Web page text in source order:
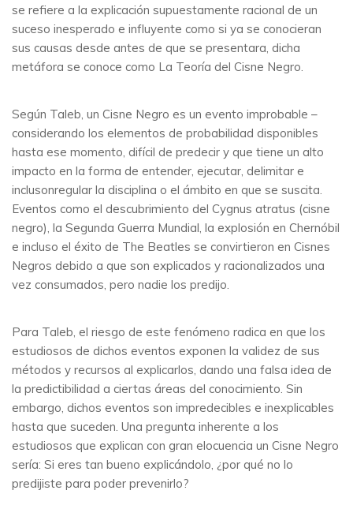
se refiere a la explicación supuestamente racional de un
suceso inesperado e influyente como si ya se conocieran
sus causas desde antes de que se presentara, dicha
metáfora se conoce como La Teoría del Cisne Negro.
Según Taleb, un Cisne Negro es un evento improbable –
considerando los elementos de probabilidad disponibles
hasta ese momento, difícil de predecir y que tiene un alto
impacto en la forma de entender, ejecutar, delimitar e
inclusonregular la disciplina o el ámbito en que se suscita.
Eventos como el descubrimiento del Cygnus atratus (cisne
negro), la Segunda Guerra Mundial, la explosión en Chernóbil
e incluso el éxito de The Beatles se convirtieron en Cisnes
Negros debido a que son explicados y racionalizados una
vez consumados, pero nadie los predijo.
Para Taleb, el riesgo de este fenómeno radica en que los
estudiosos de dichos eventos exponen la validez de sus
métodos y recursos al explicarlos, dando una falsa idea de
la predictibilidad a ciertas áreas del conocimiento. Sin
embargo, dichos eventos son impredecibles e inexplicables
hasta que suceden. Una pregunta inherente a los
estudiosos que explican con gran elocuencia un Cisne Negro
sería: Si eres tan bueno explicándolo, ¿por qué no lo
predijiste para poder prevenirlo?